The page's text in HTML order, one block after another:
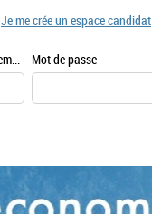
Identifiant (email, de type exemple@exemple.fr) Mot de passe
Je me crée un espace candidat